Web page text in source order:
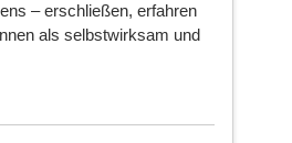
– erschließen, erfahren
als selbstwirksam und